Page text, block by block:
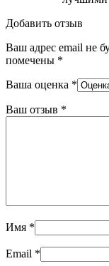
Добавить отзыв
Ваш адрес email не
помечены *
Ваша оценка *
Ваш отзыв *
Имя *
Email *